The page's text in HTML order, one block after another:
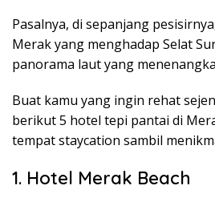
Pasalnya, di sepanjang
Merak yang menghadap Selat
panorama laut yang
Buat kamu yang ingin rehat
berikut 5 hotel tepi pantai di
tempat staycation sambil
1. Hotel Merak Beach